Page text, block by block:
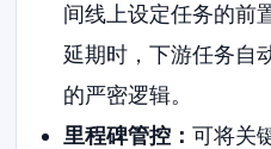
间线上设定任务的前
延期时，下游任务自
的严密逻辑。
里程碑管控： 可将关